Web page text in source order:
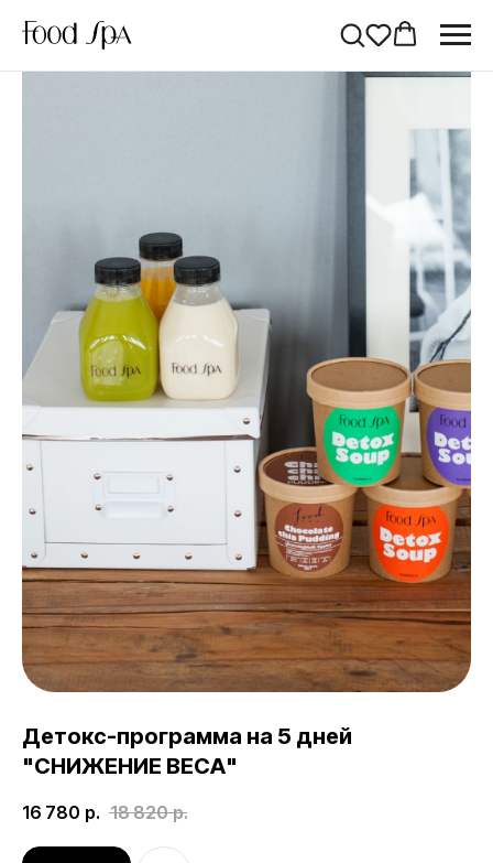
Детокс-программа на 5 дней
"СНИЖЕНИЕ ВЕСА"
16 780 р. 18 820 р.